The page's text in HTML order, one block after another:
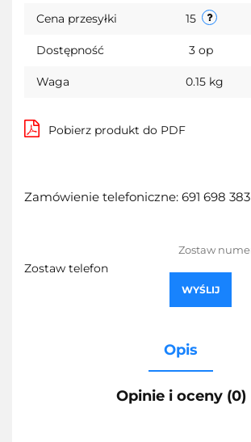
Cena przesyłki 15
Dostępność 3 op
Waga 0.15 kg
Pobierz produkt do PDF
Zamówienie telefoniczne: 691 698 383
Zostaw telefon
WYŚLIJ
Opis
Opinie i oceny (0)